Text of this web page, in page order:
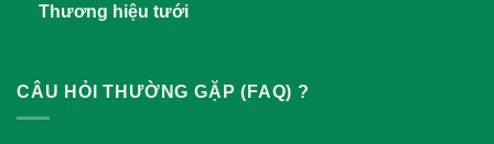
Thương hiệu tưới
CÂU HỎI THƯỜNG GẶP (FAQ) ?